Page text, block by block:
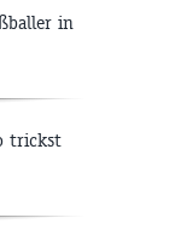
in
trickst